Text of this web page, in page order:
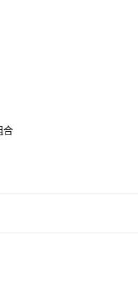
含以上)免運費
合